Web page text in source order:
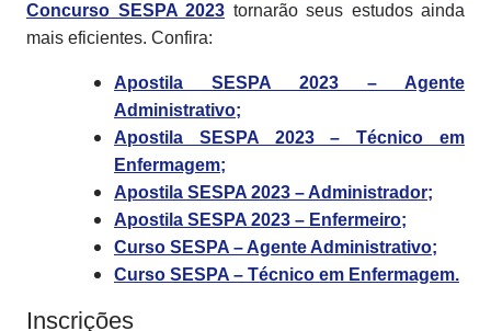
Concurso SESPA 2023 tornarão seus estudos ainda
mais eficientes. Confira:
Apostila SESPA 2023 – Agente
Administrativo;
Apostila SESPA 2023 – Técnico em
Enfermagem;
Apostila SESPA 2023 – Administrador;
Apostila SESPA 2023 – Enfermeiro;
Curso SESPA – Agente Administrativo;
Curso SESPA – Técnico em Enfermagem.
Inscrições